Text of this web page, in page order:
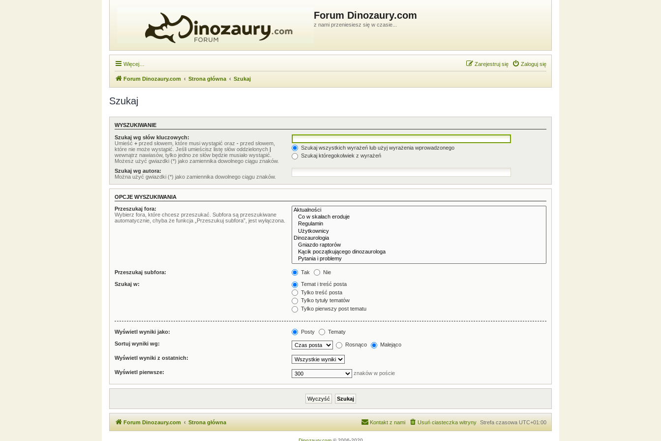
Forum Dinozaury.com
z nami przeniesiesz się w czasie...
Więcej… Zaloguj się
Zarejestruj się
Forum Dinozaury.com Strona główna Szukaj
Szukaj
WYSZUKIWANIE
Szukaj wg słów kluczowych:
Umieść + przed słowem, które musi wystąpić oraz - przed słowem,
które nie może wystąpić. Jeśli umieścisz listę słów oddzielonych |
wewnątrz nawiasów, tylko jedno ze słów będzie musiało wystąpić.
Możesz użyć gwiazdki (*) jako zamiennika dowolnego ciągu znaków.
Szukaj wszystkich wyrażeń lub użyj wyrażenia wprowadzonego
Szukaj któregokolwiek z wyrażeń
Szukaj wg autora:
Można użyć gwiazdki (*) jako zamiennika dowolnego ciągu znaków.
OPCJE WYSZUKIWANIA
Przeszukaj fora:
Wybierz fora, które chcesz przeszukać. Subfora są przeszukiwane
automatycznie, chyba że funkcja „Przeszukuj subfora”, jest wyłączona.
Przeszukaj subfora: Tak Nie
Szukaj w:
Temat i treść posta
Tylko treść posta
Tylko tytuły tematów
Tylko pierwszy post tematu
Wyświetl wyniki jako: Posty Tematy
Sortuj wyniki wg: Rosnąco Malejąco
Wyświetl wyniki z ostatnich:
Wyświetl pierwsze: znaków w poście
Forum Dinozaury.com Strona główna Strefa czasowa UTC+01:00
Usuń ciasteczka witryny
Kontakt z nami